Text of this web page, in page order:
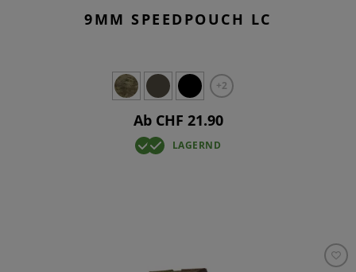
9MM SPEEDPOUCH LC
+2
Ab CHF 21.90
LAGERND